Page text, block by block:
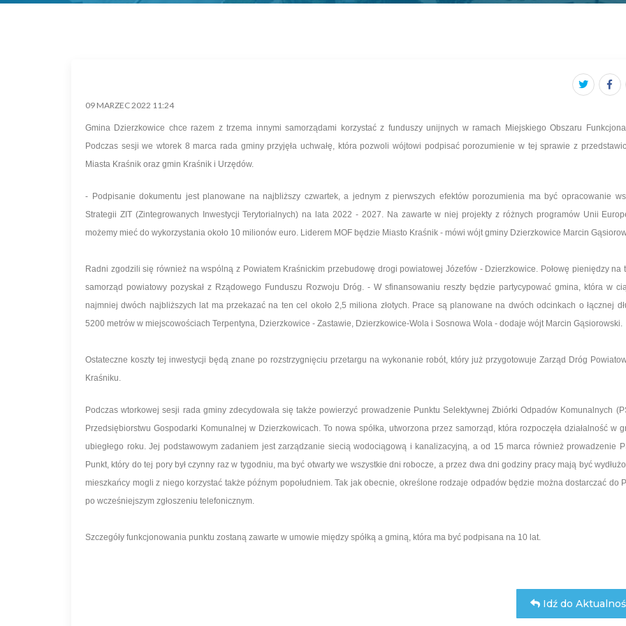
09 MARZEC 2022 11:24
Gmina Dzierzkowice chce razem z trzema innymi samorządami korzystać z funduszy unijnych w ramach Miejskiego Obszaru
Podczas sesji we wtorek 8 marca rada gminy przyjęła uchwałę, która pozwoli wójtowi podpisać porozumienie w tej sprawie z
Miasta Kraśnik oraz gmin Kraśnik i Urzędów.
- Podpisanie dokumentu jest planowane na najbliższy czwartek, a jednym z pierwszych efektów porozumienia ma być opracowanie
Strategii ZIT (Zintegrowanych Inwestycji Terytorialnych) na lata 2022 - 2027. Na zawarte w niej projekty z różnych programów Unii
możemy mieć do wykorzystania około 10 milionów euro. Liderem MOF będzie Miasto Kraśnik - mówi wójt gminy Dzierzkowice Marcin
Radni zgodzili się również na wspólną z Powiatem Kraśnickim przebudowę drogi powiatowej Józefów - Dzierzkowice. Połowę pieniędzy na
samorząd powiatowy pozyskał z Rządowego Funduszu Rozwoju Dróg. - W sfinansowaniu reszty będzie partycypować gmina, która w
najmniej dwóch najbliższych lat ma przekazać na ten cel około 2,5 miliona złotych. Prace są planowane na dwóch odcinkach o łącznej
5200 metrów w miejscowościach Terpentyna, Dzierzkowice - Zastawie, Dzierzkowice-Wola i Sosnowa Wola - dodaje wójt Marcin Gąsiorowski.
Ostateczne koszty tej inwestycji będą znane po rozstrzygnięciu przetargu na wykonanie robót, który już przygotowuje Zarząd Dróg
Kraśniku.
Podczas wtorkowej sesji rada gminy zdecydowała się także powierzyć prowadzenie Punktu Selektywnej Zbiórki Odpadów Komunalnych
Przedsiębiorstwu Gospodarki Komunalnej w Dzierzkowicach. To nowa spółka, utworzona przez samorząd, która rozpoczęła działalność w
ubiegłego roku. Jej podstawowym zadaniem jest zarządzanie siecią wodociągową i kanalizacyjną, a od 15 marca również prowadzenie
Punkt, który do tej pory był czynny raz w tygodniu, ma być otwarty we wszystkie dni robocze, a przez dwa dni godziny pracy mają być
mieszkańcy mogli z niego korzystać także późnym popołudniem. Tak jak obecnie, określone rodzaje odpadów będzie można dostarczać do
po wcześniejszym zgłoszeniu telefonicznym.
Szczegóły funkcjonowania punktu zostaną zawarte w umowie między spółką a gminą, która ma być podpisana na 10 lat.
Idź do